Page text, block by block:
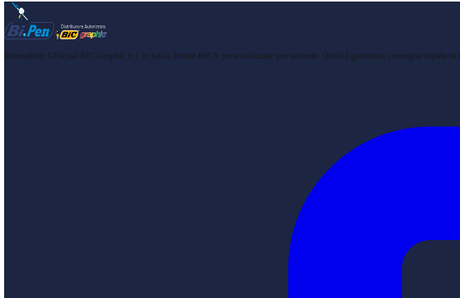
Rivenditori Ufficiali BIC Graphic n.1 in Italia. Penne BIC® personalizzate per aziende. Qualità garantita, consegna rapida in